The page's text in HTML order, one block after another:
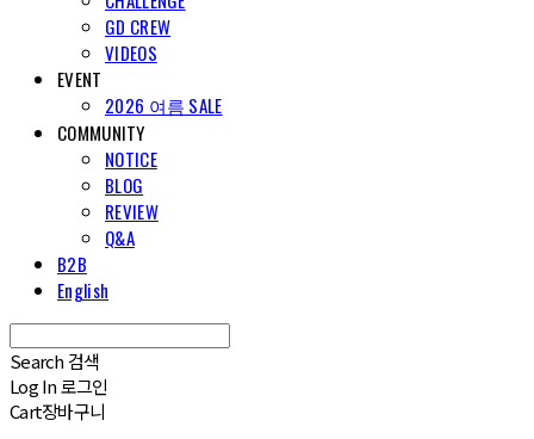
GD CREW
VIDEOS
EVENT
2026 여름 SALE
COMMUNITY
NOTICE
BLOG
REVIEW
Q&A
B2B
English
Search 검색
Log In로그인
Cart장바구니